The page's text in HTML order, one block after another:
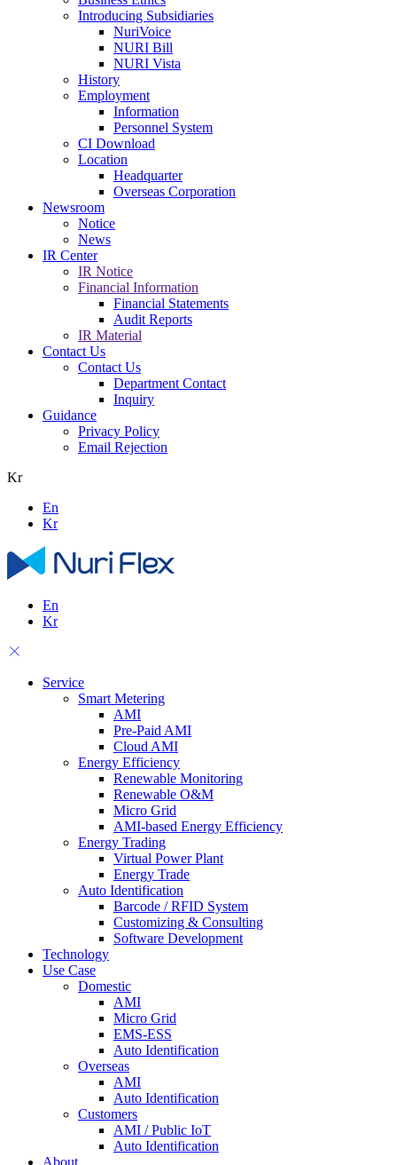
Introducing Subsidiaries
NuriVoice
NURI Bill
NURI Vista
History
Employment
Information
Personnel System
CI Download
Location
Headquarter
Overseas Corporation
Newsroom
Notice
News
IR Center
IR Notice
Financial Information
Financial Statements
Audit Reports
IR Material
Contact Us
Contact Us
Department Contact
Inquiry
Guidance
Privacy Policy
Email Rejection
Kr
En
Kr
En
Kr
Service
Smart Metering
AMI
Pre-Paid AMI
Cloud AMI
Energy Efficiency
Renewable Monitoring
Renewable O&M
Micro Grid
AMI-based Energy Efficiency
Energy Trading
Virtual Power Plant
Energy Trade
Auto Identification
Barcode / RFID System
Customizing & Consulting
Software Development
Technology
Use Case
Domestic
AMI
Micro Grid
EMS-ESS
Auto Identification
Overseas
AMI
Auto Identification
Customers
AMI / Public IoT
Auto Identification
About